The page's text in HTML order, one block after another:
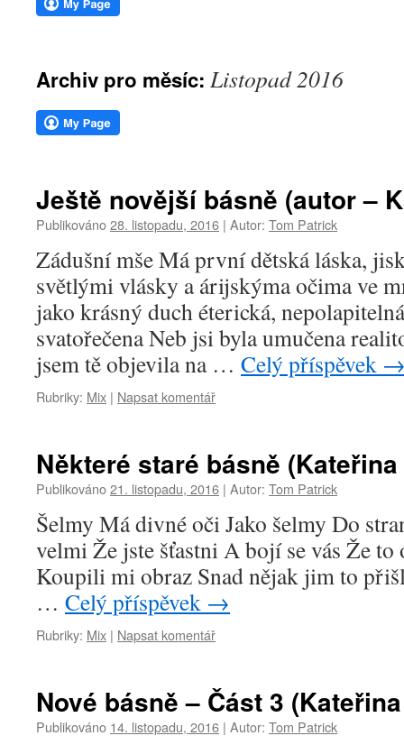
webu
Archiv pro měsíc: Listopad 2016
Ještě novější básně (autor –
Publikováno28. listopadu, 2016 | Autor: Tom Patrick
Zádušní mše Má první dětská láska,
světlými vlásky a árijskýma očima ve
jako krásný duch éterická,
svatořečena Neb jsi byla umučena
jsem tě objevila na … Celý příspěvek
Rubriky: Mix | Napsat komentář
Některé staré básně
Publikováno21. listopadu, 2016 | Autor: Tom Patrick
Šelmy Má divné oči Jako šelmy Do
velmi Že jste šťastni A bojí se vás Že
Koupili mi obraz Snad nějak jim to
… Celý příspěvek →
Rubriky: Mix | Napsat komentář
Nové básně – Část 3
Publikováno 14. listopadu, 2016 | Autor: Tom Patrick